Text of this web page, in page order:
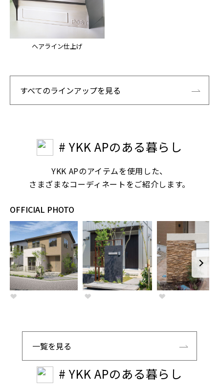
ヘアライン仕上げ
すべてのラインアップを見る
# YKK APのある暮らし
YKK APのアイテムを使用した、
さまざまなコーディネートをご紹介します。
OFFICIAL PHOTO
一覧を見る
# YKK APのある暮らし